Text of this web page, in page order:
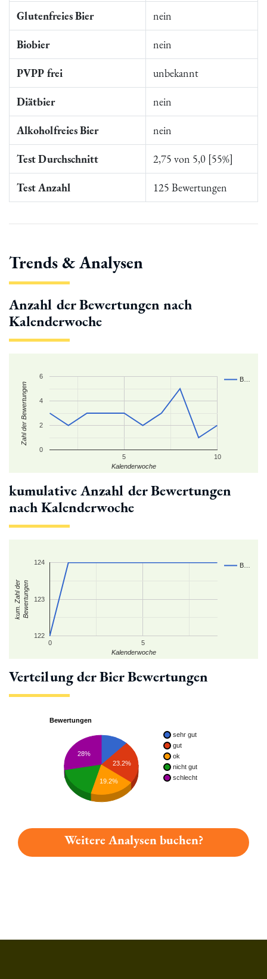
Glutenfreies Bier nein
Biobier nein
PVPP frei unbekannt
Diätbier nein
Alkoholfreies Bier nein
Test Durchschnitt 2,75 von 5,0 [55%]
Test Anzahl 125 Bewertungen
Trends & Analysen
Anzahl der Bewertungen nach
Kalenderwoche
B…
5 10
0
2
4
6
Kalenderwoche
Zahl der Bewertungen
kumulative Anzahl der Bewertungen
nach Kalenderwoche
B…
0 5
122
123
124
Kalenderwoche
kum. Zahl derBewertungen
Verteilung der Bier Bewertungen
Bewertungen
sehr gut
gut
ok
nicht gut
schlecht
23.2%
28%
19.2%
Weitere Analysen buchen?